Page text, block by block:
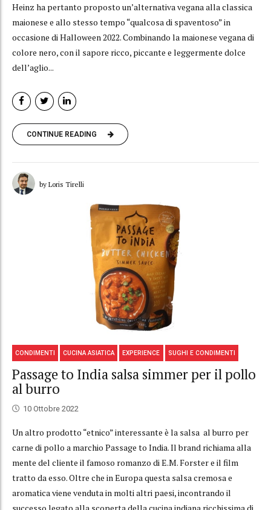
Heinz ha pertanto proposto un’alternativa vegana alla classica
maionese e allo stesso tempo “qualcosa di spaventoso” in
occasione di Halloween 2022. Combinando la maionese vegana di
colore nero, con il sapore ricco, piccante e leggermente dolce
dell’aglio...
CONTINUE READING
by Loris Tirelli
CONDIMENTI CUCINA ASIATICA EXPERIENCE SUGHI E CONDIMENTI
Passage to India salsa simmer per il pollo
al burro
10 Ottobre 2022
Un altro prodotto “etnico” interessante è la salsa al burro per
carne di pollo a marchio Passage to India. Il brand richiama alla
mente del cliente il famoso romanzo di E.M. Forster e il film
tratto da esso. Oltre che in Europa questa salsa cremosa e
aromatica viene venduta in molti altri paesi, incontrando il